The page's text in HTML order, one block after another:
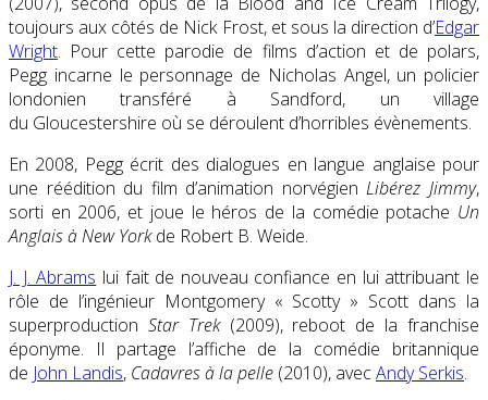
toujours aux côtés de Nick Frost, et sous la direction d’Edgar
Wright. Pour cette parodie de films d’action et de polars,
Pegg incarne le personnage de Nicholas Angel, un policier
londonien transféré à Sandford, un village
du Gloucestershire où se déroulent d’horribles évènements.
En 2008, Pegg écrit des dialogues en langue anglaise pour
une réédition du film d’animation norvégienLibérez Jimmy,
sorti en 2006, et joue le héros de la comédie potache Un
Anglais à New Yorkde Robert B. Weide.
J. J. Abrams lui fait de nouveau confiance en lui attribuant le
rôle de l’ingénieur Montgomery « Scotty » Scott dans la
superproduction Star Trek (2009), reboot de la franchise
éponyme. Il partage l’affiche de la comédie britannique
de John Landis, Cadavres à la pelle (2010), avecAndy Serkis.